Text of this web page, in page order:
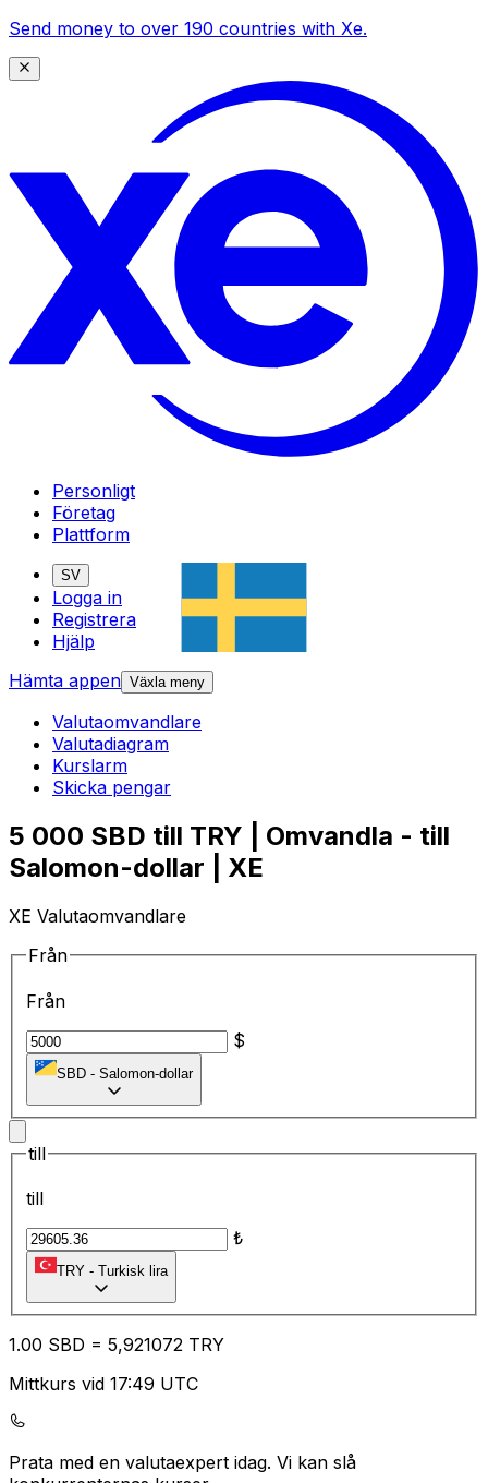
Send money to over 190 countries with Xe.
Personligt
Företag
Plattform
SV
Logga in
Registrera
Hjälp
Hämta appen Växla meny
Valutaomvandlare
Valutadiagram
Kurslarm
Skicka pengar
5 000 SBD till TRY | Omvandla - till
Salomon-dollar | XE
XE Valutaomvandlare
Från
Från
$
SBD - Salomon-dollar
till
till
₺
TRY - Turkisk lira
1.00 SBD = 5,921072 TRY
Mittkurs vid 17:49 UTC
Prata med en valutaexpert idag. Vi kan slå